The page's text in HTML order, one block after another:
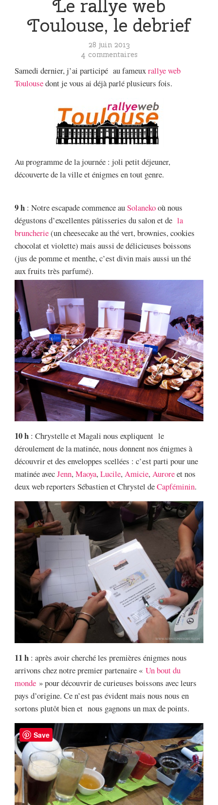
Le rallye web
Toulouse, le debrief
28 juin 2013
4 commentaires
Samedi dernier, j’ai participé au fameuxrallye web
Toulousedont je vous ai déjà parlé plusieurs fois.
Au programme de la journée : joli petit déjeuner,
découverte de la ville et énigmes en tout genre.
9 h : Notre escapade commence auSolanekooù nous
dégustons d’excellentes pâtisseries du salon et de la
bruncherie(un cheesecake au thé vert, brownies, cookies
chocolat et violette) mais aussi de délicieuses boissons
(jus de pomme et menthe, c’est divin mais aussi un thé
aux fruits très parfumé).
10 h : Chrystelle et Magali nous expliquent le
déroulement de la matinée, nous donnent nos énigmes à
découvrir et des enveloppes scellées : c’est parti pour une
matinée avecJenn,Maoya,Lucile,Amicie,Auroreet nos
deux web reporters Sébastien et Chrystel deCapféminin.
11 h : après avoir cherché les premières énigmes nous
arrivons chez notre premier partenaire « Un bout du
monde » pour découvrir de curieuses boissons avec leurs
pays d’origine. Ce n’est pas évident mais nous nous en
sortons plutôt bien et nous gagnons un max de points.
Save